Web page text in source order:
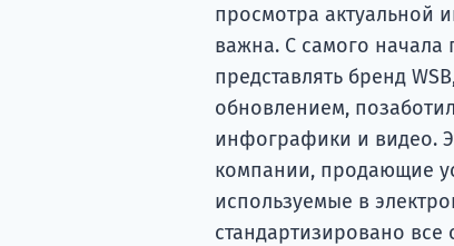
просмотра актуальной
важна. С самого начала
представлять бренд
обновлением,
инфографики и видео.
компании, продающие
используемые в
стандартизировано